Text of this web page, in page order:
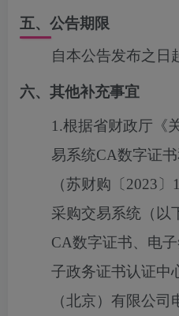
五、公告期限
自本公告发布之日
六、其他补充事宜
1.根据省财政厅《
易系统CA数字证
（苏财购〔2023
采购交易系统（以
CA数字证书、电
子政务证书认证中
（北京）有限公